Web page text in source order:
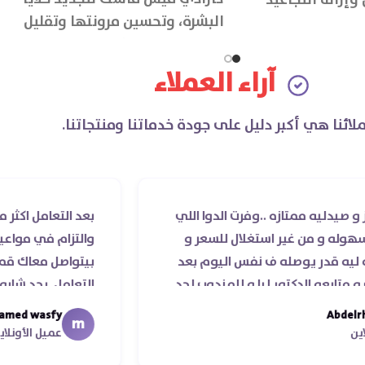
البشرة، وتحسين مرونتها وتقليل
البشرة والتخلص من البقع الداكنة.
آراء العملاء
هي أكبر دليل على جودة خدماتنا ومنتجاتنا.
..وفرت الدوا اللي
غير استغلال للسعر و
ف نفس اليوم بعد
ليا و للمندوب لحد
موعد عمله ..فضل يتابع
ليكم
بعد التعامل اكثر من مرة
والتزام في مواعيد الشحن
بيتواصل معاك قمة
التعامل. بجد شابووو 👏‏
mohamed wasfy
عميل الأونلاين